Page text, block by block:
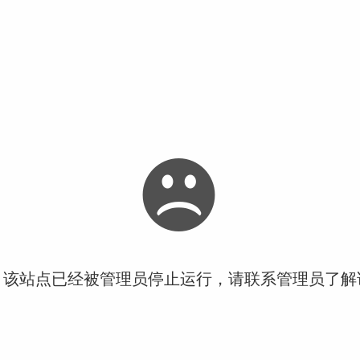
站点已经被管理员停止运行，请联系管理员了